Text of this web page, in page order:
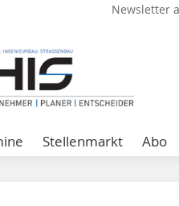
Newsletter
Stellenmarkt Abo